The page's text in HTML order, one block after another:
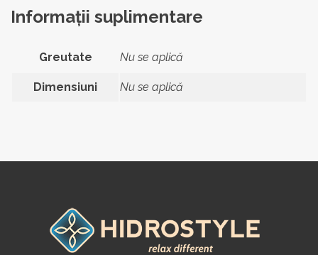
Informații suplimentare
Greutate Nu se aplică
Dimensiuni Nu se aplică